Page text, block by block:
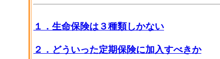
１．生命保険は３種類しかない
２．どういった定期保険に加入すべきか